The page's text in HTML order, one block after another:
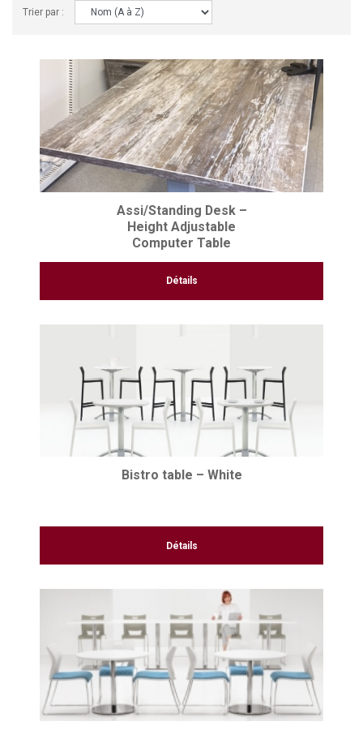
Trier par :
Assi/Standing Desk –
Height Adjustable
Computer Table
Détails
Bistro table – White
Détails